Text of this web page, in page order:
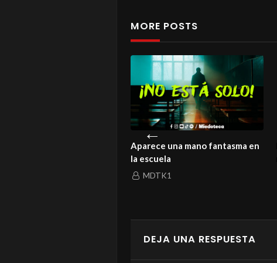
MORE POSTS
Aparece una mano fantasma en
la escuela
MDTK1
DEJA UNA RESPUESTA